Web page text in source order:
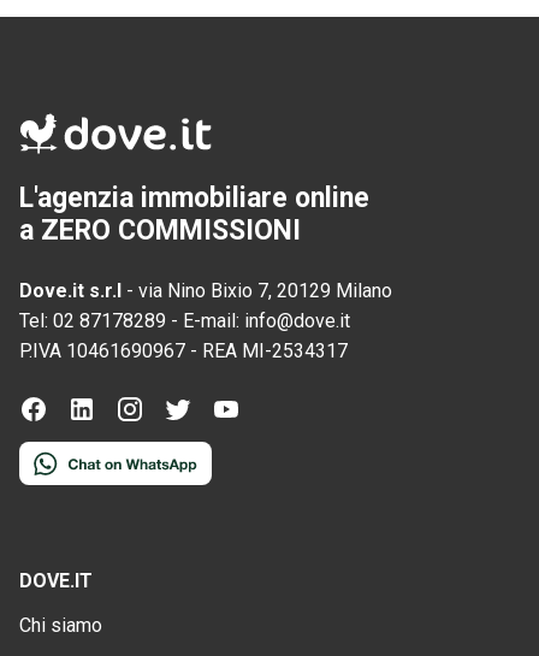
L'agenzia immobiliare online
a ZERO COMMISSIONI
Dove.it s.r.l - via Nino Bixio 7, 20129 Milano
Tel: 02 87178289 - E-mail: info@dove.it
P.IVA 10461690967 - REA MI-2534317
DOVE.IT
Chi siamo